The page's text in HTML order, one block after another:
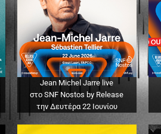
Jean Michel Jarre live
στο SNF Nostos by Release
την Δευτέρα 22 Ιουνίου